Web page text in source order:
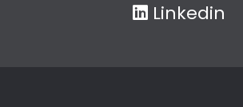
Linkedin